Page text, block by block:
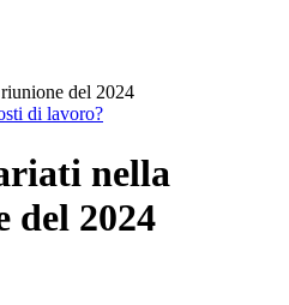
del 2024
di lavoro?
nella
2024